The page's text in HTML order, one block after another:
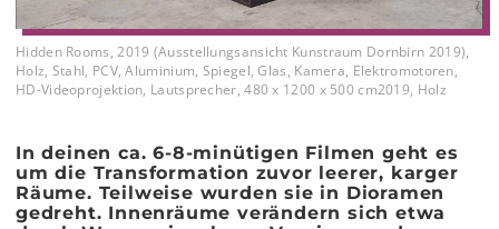
Hidden Rooms, 2019 (Ausstellungsansicht Kunstraum Dornbirn 2019),
Holz, Stahl, PCV, Aluminium, Spiegel, Glas, Kamera, Elektromotoren,
HD-Videoprojektion, Lautsprecher, 480 x 1200 x 500 cm2019, Holz
In deinen ca. 6-8-minütigen Filmen geht es
um die Transformation zuvor leerer, karger
Räume. Teilweise wurden sie in Dioramen
gedreht. Innenräume verändern sich etwa